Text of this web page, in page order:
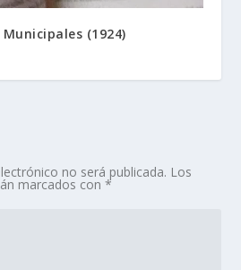
Municipales (1924)
no será publicada. Los
marcados con*